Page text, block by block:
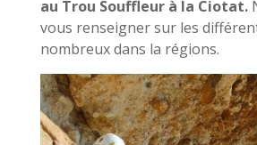
au Trou Souffleur à la Ciotat.
vous renseigner sur les
nombreux dans la régions.